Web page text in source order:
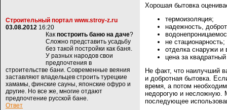
Строительный портал www.stroy-z.ru
03.08.2012 16:20
Как построить баню на даче?
Сложно представить усадьбу
без такой постройки как баня.
У разных народов свои
предпочтения в
строительстве бани. Современные веяния
заставляют владельцев строить турецкие
хамамы, финские сауны, японские офуро и
другие. Но все же, многие отдают
предпочтение русской бане.
Ответ
Хорошая бытовка
термоизоляция;
надежность,
не стационарность;
отделка снаружи и
цена за
Не факт, что наилучший
и добротная бытовка.
время, а потом
недорогую и несложную.
последующее